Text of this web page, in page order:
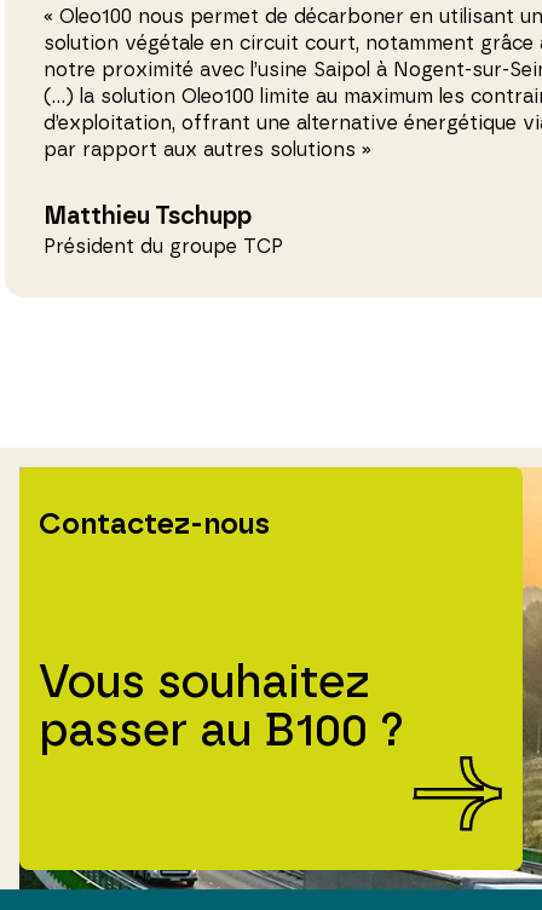
« Oleo100 nous permet de décarboner en utilisant
solution végétale en circuit court, notamment grâce
notre proximité avec l’usine Saipol à Nogent-sur-
(…) la solution Oleo100 limite au maximum les
d’exploitation, offrant une alternative énergétique
par rapport aux autres solutions »
Matthieu Tschupp
Président du groupe TCP
Contactez-nous
Vous souhaitez
passer au B100 ?